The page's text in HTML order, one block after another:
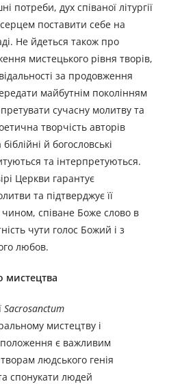
потреби, дух співаної літургії
поставити себе на
Не йдеться також про
мистецького рівня творів,
за продовження
майбутнім поколінням
сучасну молитву та
творчість авторів
й богословські
та інтерпретуються.
Церкви гарантує
та підтверджує її
співане Боже слово в
чути голос Божий і з
любов.
мистецтва
Sacrosanctum
мистецтву і
є важливим
людського генія
спонукати людей